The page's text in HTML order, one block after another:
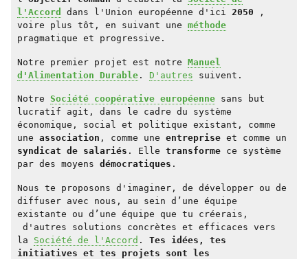
l'Accord
dans l'Union européenne d'ici 2050 ,
voire plus tôt, en suivant une méthode
pragmatique et progressive.
Notre premier projet est notre Manuel
d'Alimentation Durable . D'autres suivent.
Notre Société coopérative européenne sans but
lucratif agit, dans le cadre du système
économique, social et politique existant, comme
une association , comme une entreprise et comme un
syndicat de salariés . Elle transforme ce système
par des moyens démocratiques .
Nous te proposons d'imaginer, de développer ou de
diffuser avec nous, au sein d’une équipe
existante ou d’une équipe que tu créerais,
d'autres solutions concrètes et efficaces vers
la Société de l'Accord . Tes idées, tes
initiatives et tes projets sont les